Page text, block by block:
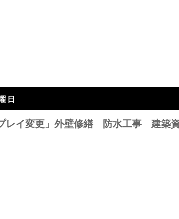
日
プレイ変更」外壁修繕 防水工事 建築